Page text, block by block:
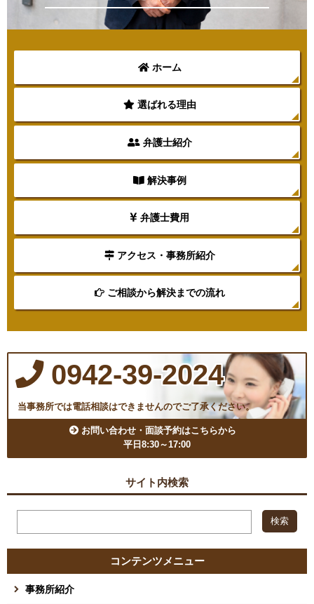
ホーム
選ばれる理由
弁護士紹介
解決事例
弁護士費用
アクセス・事務所紹介
ご相談から解決までの流れ
0942-39-2024
当事務所では電話相談はできませんのでご了承ください。
お問い合わせ・面談予約はこちらから
平日8:30～17:00
サイト内検索
コンテンツメニュー
事務所紹介